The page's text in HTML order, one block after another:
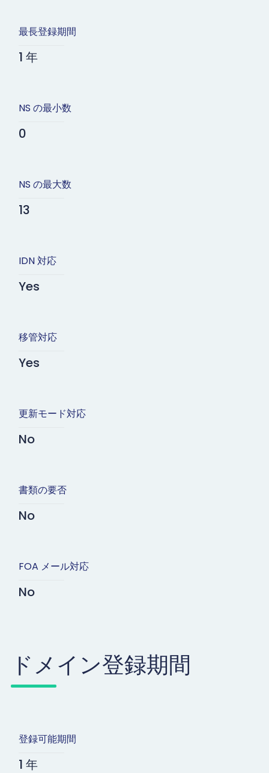
最長登録期間
1 年
NS の最小数
0
NS の最大数
13
IDN 対応
Yes
移管対応
Yes
更新モード対応
No
書類の要否
No
FOA メール対応
No
ドメイン登録期間
登録可能期間
1 年